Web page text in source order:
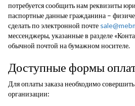
потребуется сообщить нам реквизиты
паспортные данные гражданина –
сделать по электронной почте
мессенджеры, указанные в разделе
обычной почтой на бумажном носителе.
Доступные формы
Для оплаты заказа необходимо
организации: